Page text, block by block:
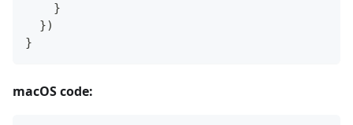
}
})
}
macOS code: